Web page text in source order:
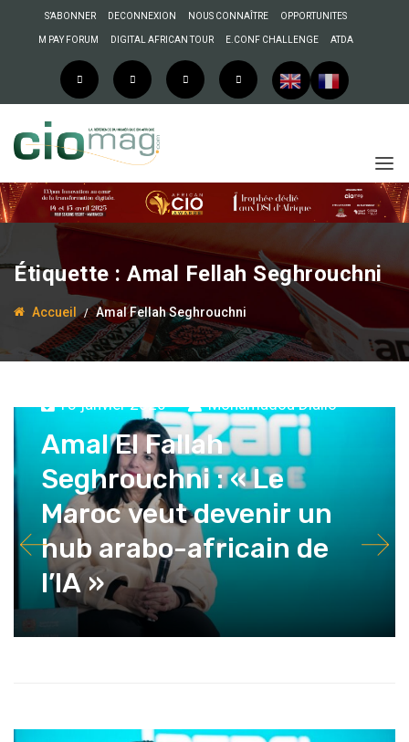
S’ABONNER DECONNEXION NOUS CONNAÎTRE OPPORTUNITES
M PAY FORUM DIGITAL AFRICAN TOUR E.CONF CHALLENGE ATDA
Étiquette : Amal Fellah Seghrouchni
Accueil Amal Fellah Seghrouchni
13 janvier 2026 Mohamadou Diallo
Amal El Fallah
Seghrouchni : « Le
Maroc veut devenir un
hub arabo-africain de
l’IA »